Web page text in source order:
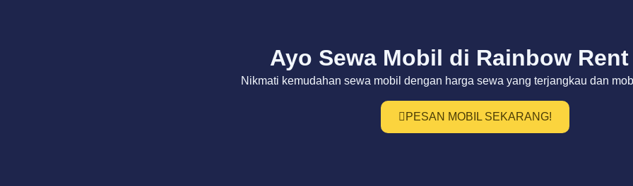
Ayo Sewa Mobil di Rainbow
Nikmati kemudahan sewa mobil dengan harga sewa yang terjangkau dan
PESAN MOBIL SEKARANG!